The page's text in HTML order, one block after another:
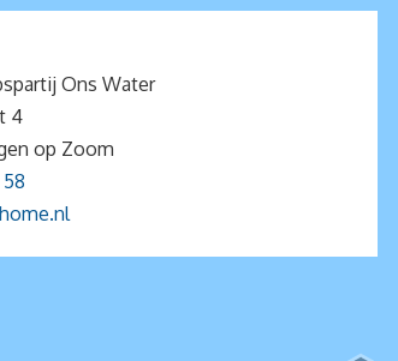
Ons Water
4
op Zoom
58